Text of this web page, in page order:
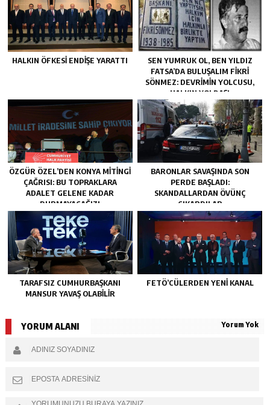
HALKIN ÖFKESI ENDIŞE YARATTI
SEN YUMRUK OL, BEN YILDIZ
FATSA’DA BULUŞALIM FIKRI
SÖNMEZ: DEVRIMIN YOLCUSU,
HALKIN YOLDAŞI
ÖZGÜR ÖZEL’DEN KONYA MITINGI
ÇAĞRISI: BU TOPRAKLARA
ADALET GELENE KADAR
DURMAYACAĞIZ!
BARONLAR SAVAŞINDA SON
PERDE BAŞLADI:
SKANDALLARDAN ÖVÜNÇ
ÇIKARDILAR
TARAFSIZ CUMHURBAŞKANI
MANSUR YAVAŞ OLABİLİR
FETÖ’CÜLERDEN YENI KANAL
YORUM ALANI Yorum Yok